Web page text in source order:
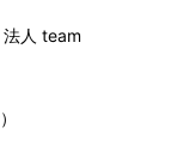
人 team